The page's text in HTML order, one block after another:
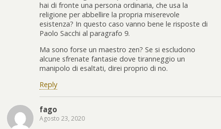
hai di fronte una persona ordinaria, che usa la
religione per abbellire la propria miserevole
esistenza? In questo caso vanno bene le risposte di
Paolo Sacchi al paragrafo 9.
Ma sono forse un maestro zen? Se si escludono
alcune sfrenate fantasie dove tiranneggio un
manipolo di esaltati, direi proprio di no.
Reply
fago
Agosto 23, 2020